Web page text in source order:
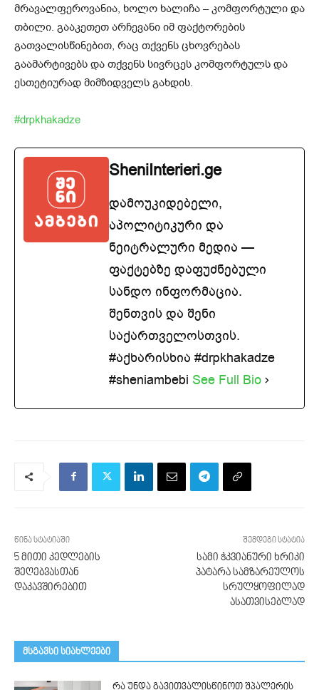
მრავალფეროვანია, ხოლო ხალიჩა – კომფორტული და
თბილი. გააკეთეთ არჩევანი იმ ფაქტორების
გათვალისწინებით, რაც თქვენს ცხოვრებას
გაამარტივებს და თქვენს სივრცეს კომფორტულს და
ესთეტიურად მიმზიდველს გახდის.
#drpkhakadze
SheniInterieri.ge
დამოუკიდებელი,
აპოლიტიკური და
ნეიტრალური მედია —
ფაქტებზე დაფუძნებული
სანდო ინფორმაცია.
შენთვის და შენი
საქართველოსთვის.
#აქხარისხია #drpkhakadze
#sheniambebi See Full Bio
წინა სტატიაში
5 მითი კედლების
შეღებვასთან
დაკავშირებით
შემდეგი სტატია
სამი ჭკვიანური ხრიკი
პატარა სამზარეულოს
სრულყოფილად
ასათვისებლად
მსგავსი სიახლეები
რა უნდა გავითვალისწინოთ შპალერის